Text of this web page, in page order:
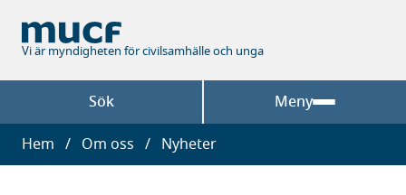
huvudinnehåll
Vi är myndigheten för civilsamhälle och unga
Sök Meny
Länkstig
Hem Om oss Nyheter